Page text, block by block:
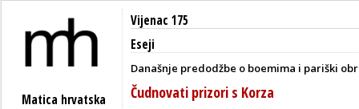
Matica hrvatska
Vijenac 175
Eseji
Današnje predodžbe o boemima i pariški
Čudnovati prizori s Korza